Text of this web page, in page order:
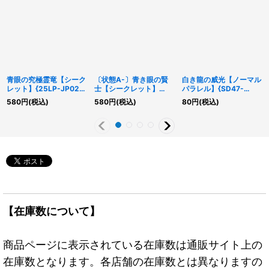
青眼の究極霊竜【シーク
レット】{25LP-JP020}
《シンクロ》
580円(税込)
〔状態A-〕青き眼の賢
士【シークレット】
{QCCP-JP003}《モン
スター》
580円(税込)
白き龍の威光【ノーマル
パラレル】{SD47-
JP027}《罠》
80円(税込)
【在庫数について】
商品ページに表示されている在庫数は通販サイト上の
在庫数となります。各店舗の在庫数とは異なりますの